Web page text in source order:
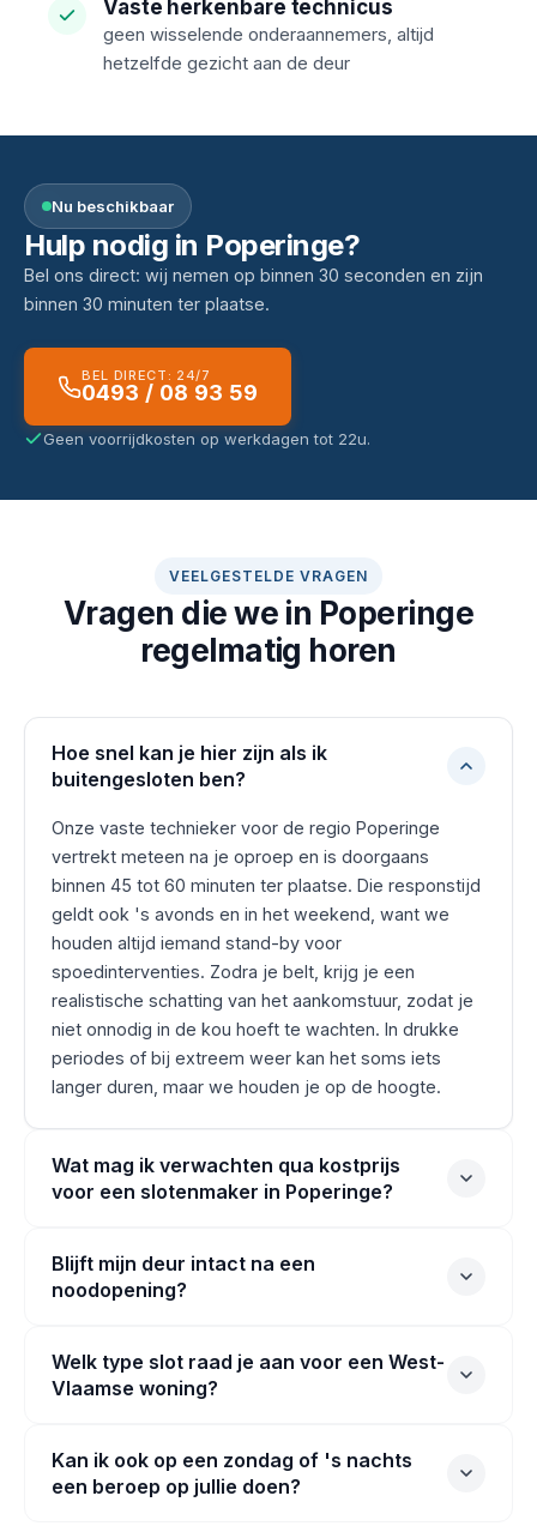
Vaste herkenbare technicus
geen wisselende onderaannemers, altijd
hetzelfde gezicht aan de deur
Nu beschikbaar
Hulp nodig in Poperinge?
Bel ons direct: wij nemen op binnen 30 seconden en zijn
binnen 30 minuten ter plaatse.
BEL DIRECT: 24/7
0493 / 08 93 59
Geen voorrijdkosten op werkdagen tot 22u.
VEELGESTELDE VRAGEN
Vragen die we in Poperinge
regelmatig horen
Hoe snel kan je hier zijn als ik
buitengesloten ben?
Onze vaste technieker voor de regio Poperinge
vertrekt meteen na je oproep en is doorgaans
binnen 45 tot 60 minuten ter plaatse. Die responstijd
geldt ook 's avonds en in het weekend, want we
houden altijd iemand stand-by voor
spoedinterventies. Zodra je belt, krijg je een
realistische schatting van het aankomstuur, zodat je
niet onnodig in de kou hoeft te wachten. In drukke
periodes of bij extreem weer kan het soms iets
langer duren, maar we houden je op de hoogte.
Wat mag ik verwachten qua kostprijs
voor een slotenmaker in Poperinge?
Blijft mijn deur intact na een
noodopening?
Welk type slot raad je aan voor een West-
Vlaamse woning?
Kan ik ook op een zondag of 's nachts
een beroep op jullie doen?